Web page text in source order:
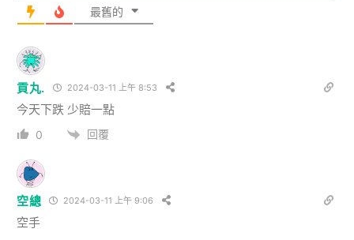
最舊的
貢丸. 2024-03-11 上午 8:53
今天下跌 少賠一點
0 回覆
空總 2024-03-11 上午 9:06
空手